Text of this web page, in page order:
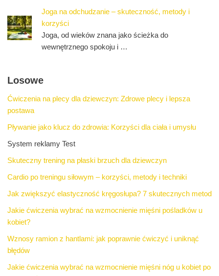
Joga na odchudzanie – skuteczność, metody i
korzyści
Joga, od wieków znana jako ścieżka do
wewnętrznego spokoju i …
Losowe
Ćwiczenia na plecy dla dziewczyn: Zdrowe plecy i lepsza
postawa
Pływanie jako klucz do zdrowia: Korzyści dla ciała i umysłu
System reklamy Test
Skuteczny trening na płaski brzuch dla dziewczyn
Cardio po treningu siłowym – korzyści, metody i techniki
Jak zwiększyć elastyczność kręgosłupa? 7 skutecznych metod
Jakie ćwiczenia wybrać na wzmocnienie mięśni pośladków u
kobiet?
Wznosy ramion z hantlami: jak poprawnie ćwiczyć i uniknąć
błędów
Jakie ćwiczenia wybrać na wzmocnienie mięśni nóg u kobiet po